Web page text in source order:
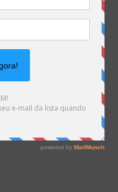
para facilitar
8, 2017
Plano de
de inovação. O